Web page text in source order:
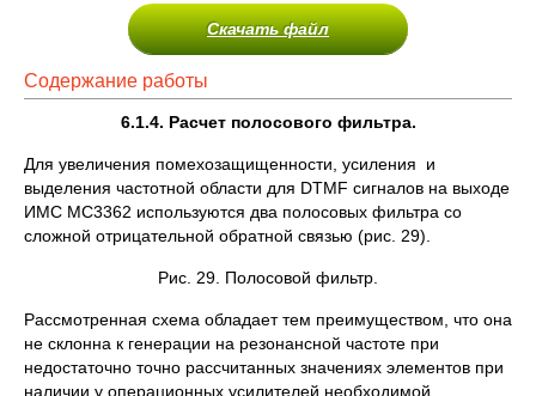
Скачать файл
Содержание работы
6.1.4. Расчет полосового фильтра.
Для увеличения помехозащищенности, усиления и
выделения частотной области для DTMF сигналов на выходе
ИМС МС3362 используются два полосовых фильтра со
сложной отрицательной обратной связью (рис. 29).
Рис. 29. Полосовой фильтр.
Рассмотренная схема обладает тем преимуществом, что она
не склонна к генерации на резонансной частоте при
недостаточно точно рассчитанных значениях элементов при
наличии у операционных усилителей необходимой